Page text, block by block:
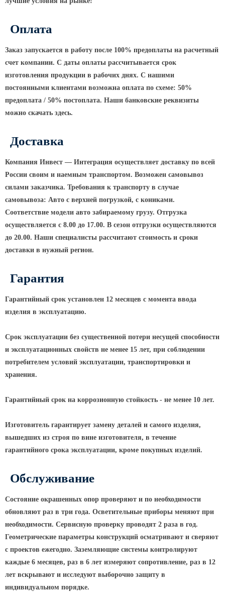
Светильники специального
Уличные фонари 2 метра
Уличные фонари 6 метров
Уличные фонари 3 метра
Уличные фонари 1 метр
Уличные фонари 4 метра
питающие посты
МАФ (МАЛЫЕ АРХИТЕКТУРНЫЕ ФОРМЫ)
Оплата
Заказ запускается в работу после 100% предоплаты на расчетный
счет компании. С даты оплаты рассчитывается срок
изготовления продукции в рабочих днях. С нашими
постоянными клиентами возможна оплата по схеме: 50%
предоплата / 50% постоплата. Наши банковские реквизиты
можно скачать здесь.
Доставка
Компания Инвест — Интеграция осуществляет доставку по всей
России своим и наемным транспортом. Возможен самовывоз
силами заказчика. Требования к транспорту в случае
самовывоза: Авто с верхней погрузкой, с кониками.
Соответствие модели авто забираемому грузу. Отгрузка
осуществляется с 8.00 до 17.00. В сезон отгрузки осуществляются
до 20.00. Наши специалисты рассчитают стоимость и сроки
доставки в нужный регион.
Гарантия
Гарантийный срок установлен 12 месяцев с момента ввода
изделия в эксплуатацию.
Срок эксплуатации без существенной потери несущей способности
и эксплуатационных свойств не менее 15 лет, при соблюдении
потребителем условий эксплуатации, транспортировки и
хранения.
Гарантийный срок на коррозионную стойкость - не менее 10 лет.
Изготовитель гарантирует замену деталей и самого изделия,
вышедших из строя по вине изготовителя, в течение
гарантийного срока эксплуатации, кроме покупных изделий.
Обслуживание
Состояние окрашенных опор проверяют и по необходимости
обновляют раз в три года. Осветительные приборы меняют при
необходимости. Сервисную проверку проводят 2 раза в год.
Геометрические параметры конструкций осматривают и сверяют
с проектов ежегодно. Заземляющие системы контролируют
каждые 6 месяцев, раз в 6 лет измеряют сопротивление, раз в 12
лет вскрывают и исследуют выборочно защиту в
индивидуальном порядке.